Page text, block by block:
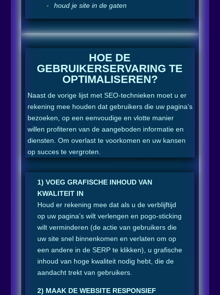
houd je site in de gaten
HOE DE
GEBRUIKERSERVARING TE
OPTIMALISEREN?
Naast de vorige lijst met SEO-technieken moet u er
rekening mee houden dat gebruikers die uw pagina’s
bezoeken, op een eenvoudige en vlotte manier
willen profiteren van de aangeboden informatie en
diensten. Om overlast te voorkomen en uw kansen
op succes te vergroten.
1) VOEG GRAFISCHE INHOUD VAN
KWALITEIT IN
Houd er rekening mee dat als u de verblijftijd
op uw pagina’s wilt verlengen en pogo-sticking
wilt verminderen (de actie van gebruikers die
uw site snel binnenkomen en verlaten om op
een andere in de SERP te klikken), u grafische
inhoud van hoge kwaliteit nodig hebt, die de
aandacht trekt van gebruikers.
2) MAAK DE WEBSITE RESPONSIEF